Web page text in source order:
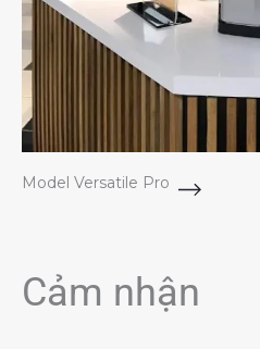
Model Versatile Pro
Cảm nhận